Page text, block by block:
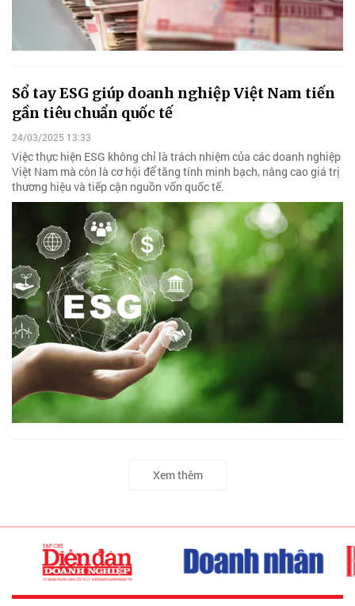
Sổ tay ESG giúp doanh nghiệp Việt Nam tiến
gần tiêu chuẩn quốc tế
24/03/2025 13:33
Việc thực hiện ESG không chỉ là trách nhiệm của các doanh nghiệp
Việt Nam mà còn là cơ hội để tăng tính minh bạch, nâng cao giá trị
thương hiệu và tiếp cận nguồn vốn quốc tế.
Xem thêm